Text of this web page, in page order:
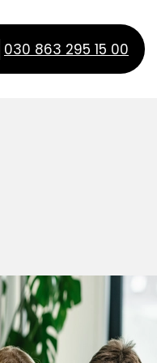
030 863 295 15 00